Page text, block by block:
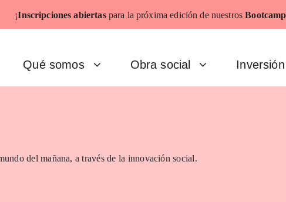
¡Inscripciones abiertaspara la próxima edición de nuestros
Qué somos Obra social Inversión
del mañana, a través de la innovación social.